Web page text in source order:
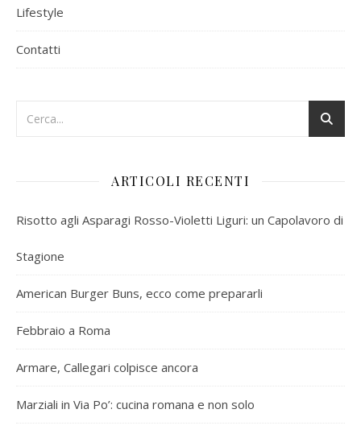
Lifestyle
Contatti
ARTICOLI RECENTI
Risotto agli Asparagi Rosso-Violetti Liguri: un Capolavoro di
Stagione
American Burger Buns, ecco come prepararli
Febbraio a Roma
Armare, Callegari colpisce ancora
Marziali in Via Po’: cucina romana e non solo